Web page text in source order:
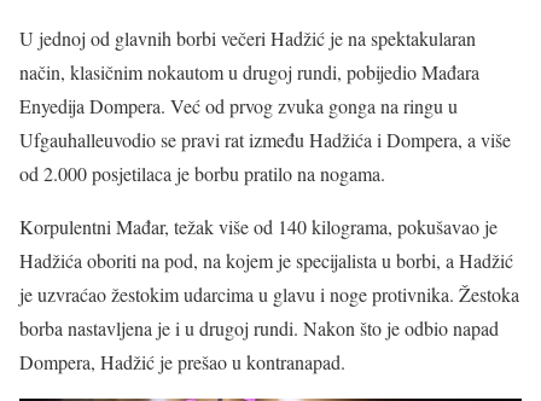
U jednoj od glavnih borbi večeri Hadžić je na spektakularan
način, klasičnim nokautom u drugoj rundi, pobijedio Mađara
Enyedija Dompera. Već od prvog zvuka gonga na ringu u
Ufgauhalleuvodio se pravi rat između Hadžića i Dompera, a više
od 2.000 posjetilaca je borbu pratilo na nogama.
Korpulentni Mađar, težak više od 140 kilograma, pokušavao je
Hadžića oboriti na pod, na kojem je specijalista u borbi, a Hadžić
je uzvraćao žestokim udarcima u glavu i noge protivnika. Žestoka
borba nastavljena je i u drugoj rundi. Nakon što je odbio napad
Dompera, Hadžić je prešao u kontranapad.